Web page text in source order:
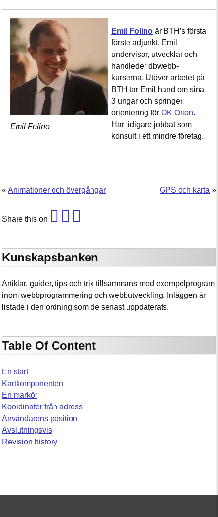
Emil Folino
Emil Folino är BTH’s första
förste adjunkt. Emil
undervisar, utvecklar och
handleder dbwebb-
kurserna. Utöver arbetet på
BTH tar Emil hand om sina
3 ungar och springer
orientering förOK Orion.
Har tidigare jobbat som
konsult i ett mindre företag.
GPS och karta »
«Animationer och övergångar
Share this on
Kunskapsbanken
Artiklar, guider, tips och trix tillsammans med exempelprogram
inom webbprogrammering och webbutveckling. Inläggen är
listade i den ordning som de senast uppdaterats.
Table Of Content
En start
Kartkomponenten
En markör
Koordinater från adress
Användarens position
Avslutningsvis
Revision history